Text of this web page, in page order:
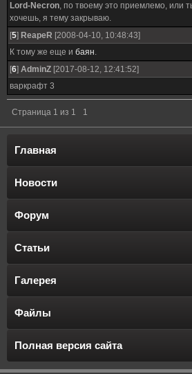
Lord-Necron, по твоему это приемлемо, или
хочешь, я тему закрываю.
[5] ReapeR [2008-04-10, 10:48:43]
К тому же еще и баян.
[6] AdminZ [2017-08-12, 12:41:52]
варкрафт 3
Страница 1 из 1 1
Главная
Новости
Форум
Статьи
Галерея
Файлы
Полная версия сайта